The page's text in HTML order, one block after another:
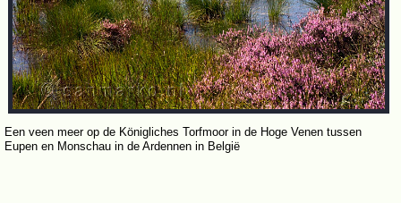
Een veen meer op de Königliches Torfmoor in de Hoge Venen tussen
Eupen en Monschau in de Ardennen in België